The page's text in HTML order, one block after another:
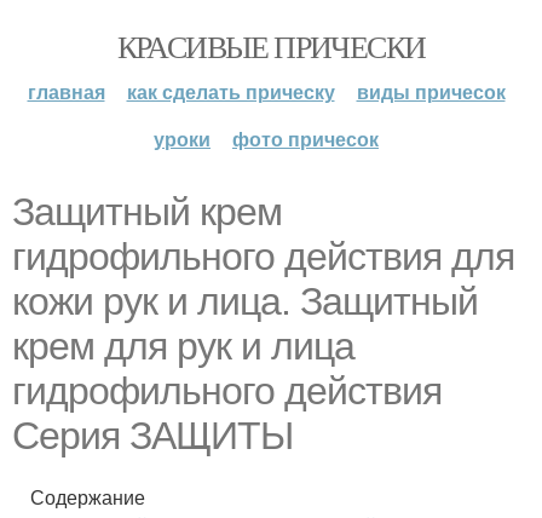
КРАСИВЫЕ ПРИЧЕСКИ
главная как сделать прическу
виды причесок
уроки
фото причесок
Защитный крем
гидрофильного действия для
кожи рук и лица. Защитный
крем для рук и лица
гидрофильного действия
Серия ЗАЩИТЫ
Содержание